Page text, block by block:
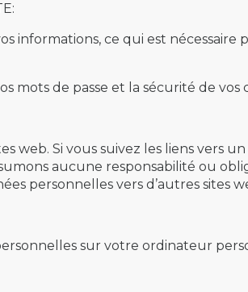
informations, ce qui est
mots de passe et la sécurité de vos
Si vous suivez les liens vers
aucune responsabilité ou
personnelles vers d’autres sites
sur votre ordinateur